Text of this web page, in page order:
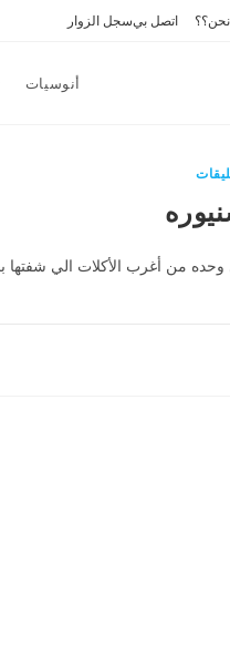
اتصل بيسجل الزوار
أنوسيات
من أغرب الأكلات الي